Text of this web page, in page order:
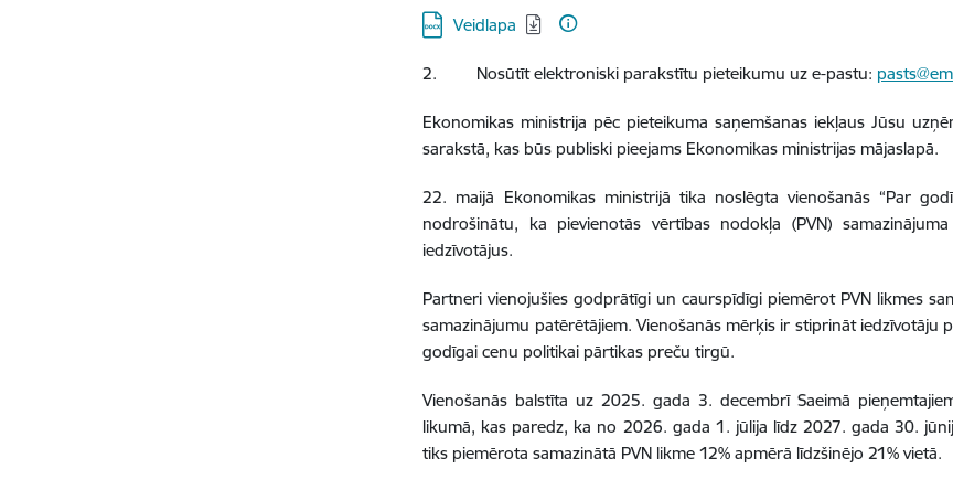
Lejupielādēt:
Veidlapa
2. Nosūtīt elektroniski parakstītu pieteikumu uz e-pastu:
Ekonomikas ministrija pēc pieteikuma saņemšanas iekļaus Jūsu
sarakstā, kas būs publiski pieejams Ekonomikas ministrijas mājaslapā.
22. maijā Ekonomikas ministrijā tika noslēgta vienošanās “Par
nodrošinātu, ka pievienotās vērtības nodokļa (PVN)
iedzīvotājus.
Partneri vienojušies godprātīgi un caurspīdīgi piemērot PVN likmes
samazinājumu patērētājiem. Vienošanās mērķis ir stiprināt iedzīvotāju
godīgai cenu politikai pārtikas preču tirgū.
Vienošanās balstīta uz 2025. gada 3. decembrī Saeimā
likumā, kas paredz, ka no 2026. gada 1. jūlija līdz 2027. gada 30.
tiks piemērota samazinātā PVN likme 12% apmērā līdzšinējo 21% vietā.